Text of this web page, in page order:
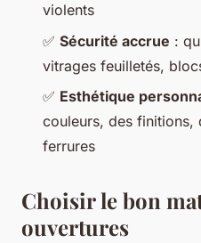
violents
✅ Sécurité accrue :
vitrages feuilletés,
✅ Esthétique
couleurs, des finitions,
ferrures
Choisir le bon
ouvertures